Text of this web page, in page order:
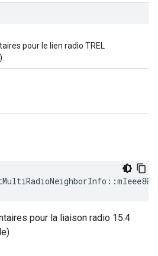
pour le lien radio TREL
::
pour la liaison radio 15.4